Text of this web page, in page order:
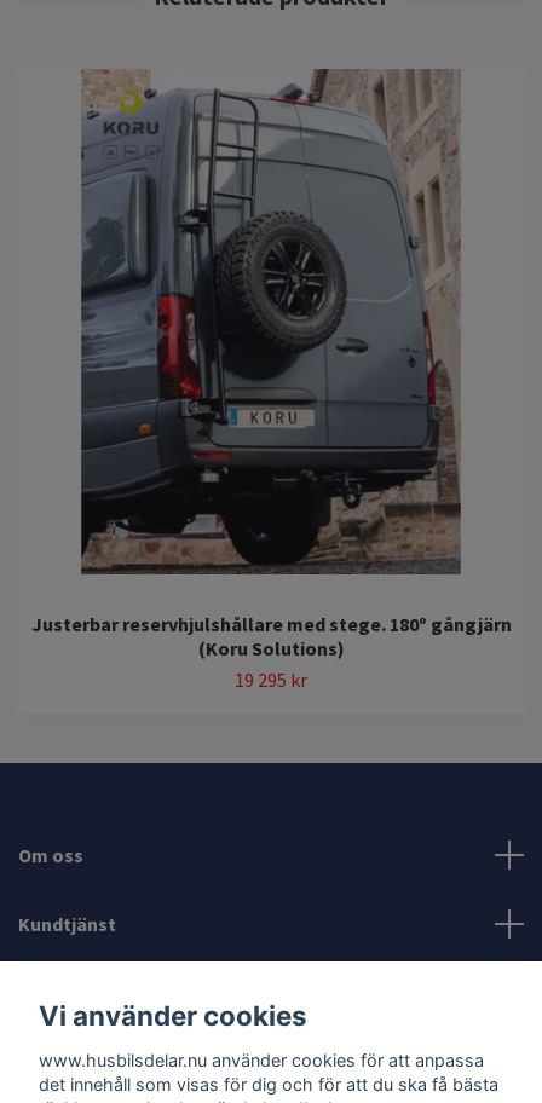
Justerbar reservhjulshållare med stege. 180º gångjärn
(Koru Solutions)
19 295 kr
Om oss
Kundtjänst
Sociala medier
Vi använder cookies
www.husbilsdelar.nu använder cookies för att anpassa
det innehåll som visas för dig och för att du ska få bästa